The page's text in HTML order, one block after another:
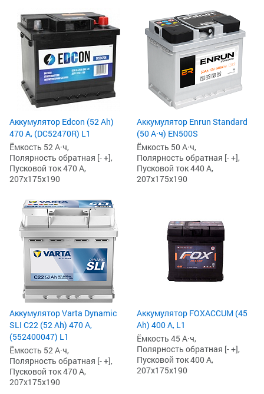
Аккумулятор Edcon (52 Ah)
470 А, (DC52470R) L1
Ёмкость 52 А·ч,
Полярность обратная [- +],
Пусковой ток 470 А,
207x175x190
Аккумулятор Enrun Standard
(50 А·ч) EN500S
Ёмкость 50 А·ч,
Полярность обратная [- +],
Пусковой ток 440 А,
207x175x190
Аккумулятор Varta Dynamic
SLI C22 (52 Ah) 470 А,
(552400047) L1
Ёмкость 52 А·ч,
Полярность обратная [- +],
Пусковой ток 470 А,
207x175x190
Аккумулятор FOXACCUM (45
Ah) 400 А, L1
Ёмкость 45 А·ч,
Полярность обратная [- +],
Пусковой ток 400 А,
207x175x190